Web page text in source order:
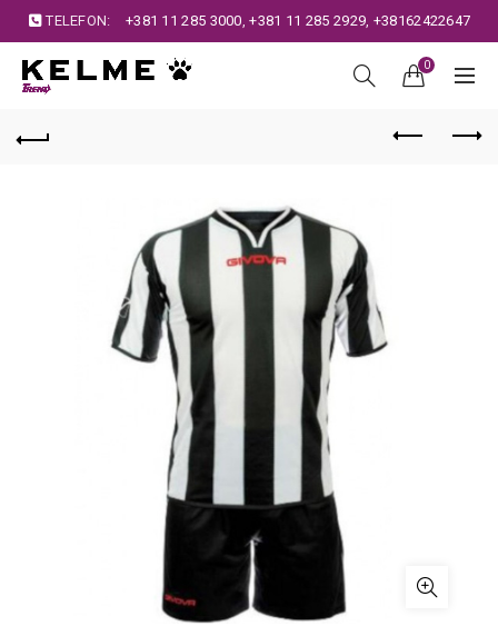
TELEFON: +381 11 285 3000,+381 11 285 2929, +38162422647
0